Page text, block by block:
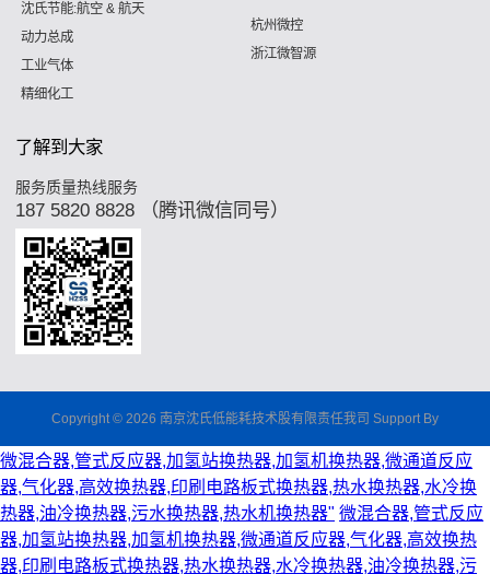
沈氏节能:航空 & 航天
动力总成
工业气体
精细化工
杭州微控
浙江微智源
了解到大家
服务质量热线服务
187 5820 8828 （腾讯微信同号）
Copyright © 2026 南京沈氏低能耗技术股有限责任我司 Support By
微混合器,管式反应器,加氢站换热器,加氢机换热器,微通道反应
器,气化器,高效换热器,印刷电路板式换热器,热水换热器,水冷换
热器,油冷换热器,污水换热器,热水机换热器" 微混合器,管式反应
器,加氢站换热器,加氢机换热器,微通道反应器,气化器,高效换热
器,印刷电路板式换热器,热水换热器,水冷换热器,油冷换热器,污